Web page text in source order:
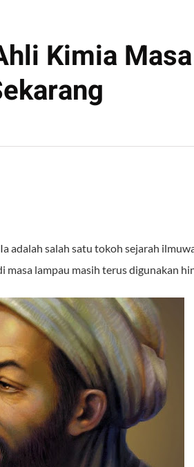
Kimia Masa
adalah salah satu tokoh sejarah
lampau masih terus digunakan